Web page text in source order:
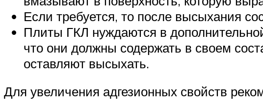
Если требуется, то после высыхания
Плиты ГКЛ нуждаются в
что они должны содержать в своем
оставляют высыхать.
Для увеличения адгезионных свойств